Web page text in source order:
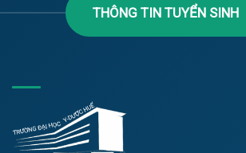
THÔNG TIN TUYỂN SINH